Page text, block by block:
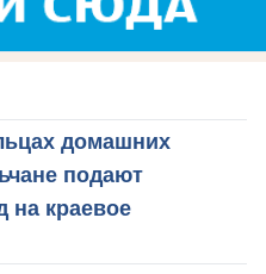
домашних
подают
на краевое